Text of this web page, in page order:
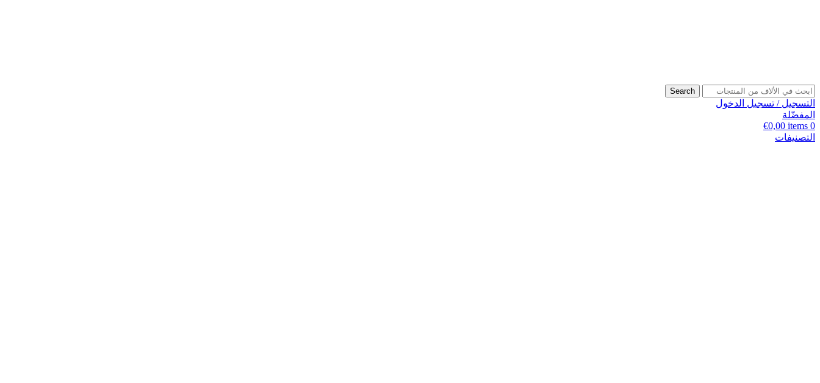
Search
التسجيل / تسجيل الدخول
المفضّلة
0
items
€0,00
التصنيفات